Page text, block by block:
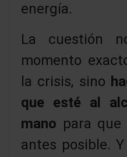
energía.
La cuestión
momento
la crisis, sino
que esté al
mano para
antes posible.